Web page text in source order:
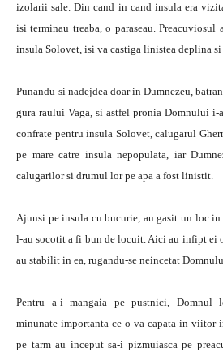
izolarii sale. Din cand in cand insula era
isi terminau treaba, o paraseau.
insula Solovet, isi va castiga linistea deplina
Punandu-si nadejdea doar in Dumnezeu,
gura raului Vaga, si astfel pronia Domnului i-
confrate pentru insula Solovet, calugarul
pe mare catre insula nepopulata, iar
calugarilor si drumul lor pe apa a fost linistit.
Ajunsi pe insula cu bucurie, au gasit un loc in
l-au socotit a fi bun de locuit. Aici au infipt ei
au stabilit in ea, rugandu-se neincetat
Pentru a-i mangaia pe pustnici, Domnul
minunate importanta ce o va capata in viitor
pe tarm au inceput sa-i pizmuiasca pe